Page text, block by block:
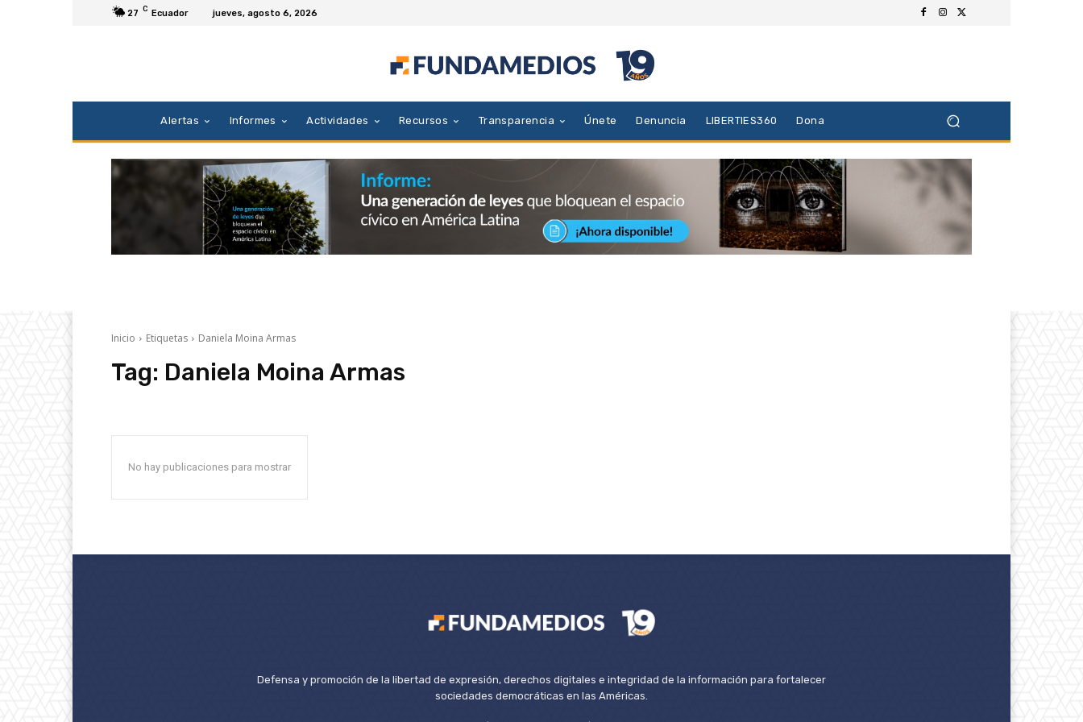
27 C Ecuador jueves, agosto 6, 2026
Alertas Informes Actividades Recursos Transparencia Únete Denuncia LIBERTIES360 Dona
Inicio Etiquetas Daniela Moina Armas
Tag: Daniela Moina Armas
No hay publicaciones para mostrar
Defensa y promoción de la libertad de expresión, derechos digitales e integridad de la información para fortalecer
sociedades democráticas en las Américas.